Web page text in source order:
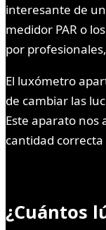
interesante de
medidor PAR o
por
El luxómetro
de cambiar las
Este aparato nos
cantidad
¿Cuántos